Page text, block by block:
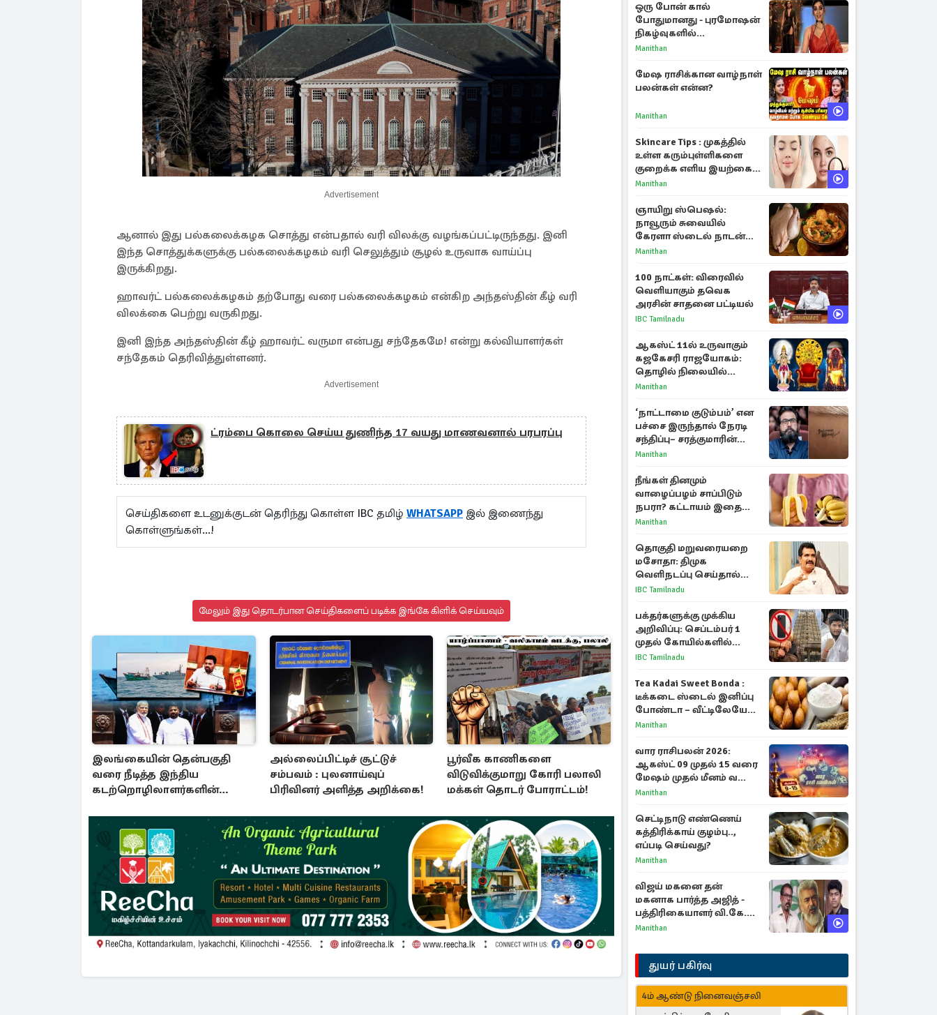
Advertisement
ஆனால் இது பல்கலைக்கழக சொத்து என்பதால் வரி விலக்கு வழங்கப்பட்டிருந்தது. இனி
இந்த சொத்துக்களுக்கு பல்கலைக்கழகம் வரி செலுத்தும் சூழல் உருவாக வாய்ப்பு
இருக்கிறது.
ஹாவர்ட் பல்கலைக்கழகம் தற்போது வரை பல்கலைக்கழகம் என்கிற அந்தஸ்தின் கீழ் வரி
விலக்கை பெற்று வருகிறது.
இனி இந்த அந்தஸ்தின் கீழ் ஹாவர்ட் வருமா என்பது சந்தேகமே! என்று கல்வியாளர்கள்
சந்தேகம் தெரிவித்துள்ளனர்.
Advertisement
ட்ரம்பை கொலை செய்ய துணிந்த 17 வயது மாணவனால் பரபரப்பு
செய்திகளை உடனுக்குடன் தெரிந்து கொள்ள IBC தமிழ் WHATSAPP இல் இணைந்து
கொள்ளுங்கள்...!
மேலும் இது தொடர்பான செய்திகளைப் படிக்க இங்கே கிளிக் செய்யவும்
இலங்கையின் தென்பகுதி
வரை நீடித்த இந்திய
கடற்றொழிலாளர்களின்
அல்லைப்பிட்டிச் சூட்டுச்
சம்பவம் : புலனாய்வுப்
பிரிவினர் அளித்த அறிக்கை!
பூர்வீக காணிகளை
விடுவிக்குமாறு கோரி பலாலி
மக்கள் தொடர் போராட்டம்!
ஒரு போன் கால்
போதுமானது - புரமோஷன்
நிகழ்வுகளில்
பங்கேற்காதது குறித்து
Manithan
மேஷ ராசிக்கான வாழ்நாள்
பலன்கள் என்ன?
Manithan
Skincare Tips : முகத்தில்
உள்ள கரும்புள்ளிகளை
குறைக்க எளிய இயற்கை
வழிகள்!
Manithan
ஞாயிறு ஸ்பெஷல்:
நாவூரும் சுவையில்
கேரளா ஸ்டைல் நாடன்
சிக்கன் குழம்பு ரெசிபி!
Manithan
100 நாட்கள்: விரைவில்
வெளியாகும் தவெக
அரசின் சாதனை பட்டியல்
IBC Tamilnadu
ஆகஸ்ட் 11ல் உருவாகும்
கஜகேசரி ராஜயோகம்:
தொழில் நிலையில்
அதிர்ஷ்டம் பெறும் 3
Manithan
‘நாட்டாமை குடும்பம்’ என
பச்சை இருந்தால் நேரடி
சந்திப்பு– சரத்குமாரின்
புதிய யோசனை
Manithan
நீங்கள் தினமும்
வாழைப்பழம் சாப்பிடும்
நபரா? கட்டாயம் இதை
தெரிந்து கொள்ளுங்கள்
Manithan
தொகுதி மறுவரையறை
மசோதா: திமுக
வெளிநடப்பு செய்தால்
ஆதரவாகவே கருதப்படும்
IBC Tamilnadu
பக்தர்களுக்கு முக்கிய
அறிவிப்பு: செப்டம்பர் 1
முதல் கோயில்களில்
மொபைலுக்கு தடை!
IBC Tamilnadu
Tea Kadai Sweet Bonda :
டீக்கடை ஸ்டைல் இனிப்பு
போண்டா – வீட்டிலேயே
செய்வது எப்படி?
Manithan
வார ராசிபலன் 2026:
ஆகஸ்ட் 09 முதல் 15 வரை
மேஷம் முதல் மீனம் வரை
முழு பலன்கள்
Manithan
செட்டிநாடு எண்ணெய்
கத்திரிக்காய் குழம்பு..,
எப்படி செய்வது?
Manithan
விஜய் மகனை தன்
மகனாக பார்த்த அஜித் -
பத்திரிகையாளர் வி.கே.
சுந்தர் ஓபன் டாக்!
Manithan
துயர் பகிர்வு
4ம் ஆண்டு நினைவஞ்சலி